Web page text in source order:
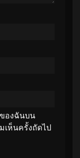
องฉันบน
เห็นครั้งถัดไป